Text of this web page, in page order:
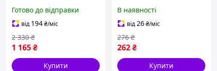
авто максимальне
розкриття 50 мм
Готово до відправки
від 194₴/міс
1 165₴
2 330 ₴
Купити
інженерів 2 шт Snap N
Grip EL-1199
В наявності
від26₴/міс
262₴
276 ₴
Купити